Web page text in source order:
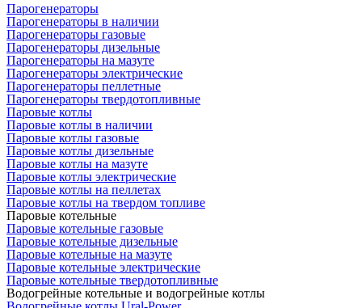
Парогенераторы
Парогенераторы в наличии
Парогенераторы газовые
Парогенераторы дизельные
Парогенераторы на мазуте
Парогенераторы электрические
Парогенераторы пеллетные
Парогенераторы твердотопливные
Паровые котлы
Паровые котлы в наличии
Паровые котлы газовые
Паровые котлы дизельные
Паровые котлы на мазуте
Паровые котлы электрические
Паровые котлы на пеллетах
Паровые котлы на твердом топливе
Паровые котельные
Паровые котельные газовые
Паровые котельные дизельные
Паровые котельные на мазуте
Паровые котельные электрические
Паровые котельные твердотопливные
Водогрейные котельные и водогрейные котлы